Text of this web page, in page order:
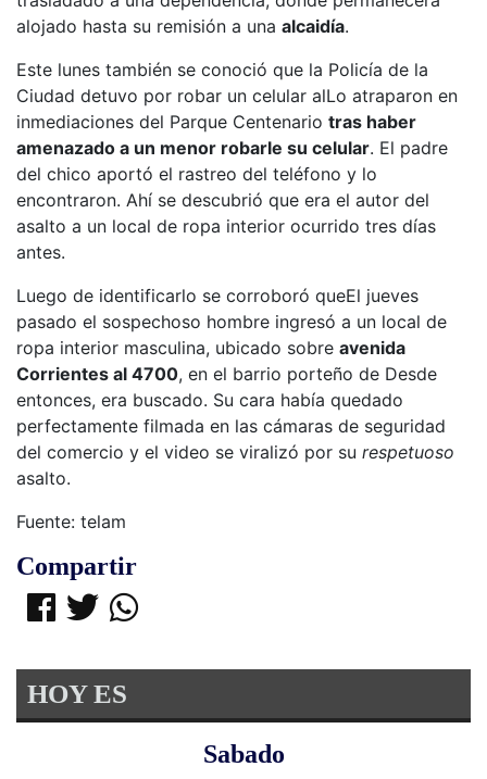
alojado hasta su remisión a una alcaidía.
Este lunes también se conoció que la Policía de la
Ciudad detuvo por robar un celular alLo atraparon en
inmediaciones del Parque Centenario tras haber
amenazado a un menor robarle su celular. El padre
del chico aportó el rastreo del teléfono y lo
encontraron. Ahí se descubrió que era el autor del
asalto a un local de ropa interior ocurrido tres días
antes.
Luego de identificarlo se corroboró queEl jueves
pasado el sospechoso hombre ingresó a un local de
ropa interior masculina, ubicado sobre avenida
Corrientes al 4700, en el barrio porteño de Desde
entonces, era buscado. Su cara había quedado
perfectamente filmada en las cámaras de seguridad
del comercio y el video se viralizó por su respetuoso
asalto.
Fuente: telam
Compartir
HOY ES
Sabado